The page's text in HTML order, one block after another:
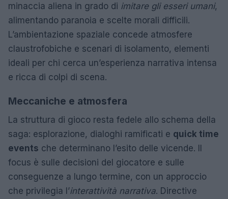
minaccia aliena in grado di imitare gli esseri umani,
alimentando paranoia e scelte morali difficili.
L’ambientazione spaziale concede atmosfere
claustrofobiche e scenari di isolamento, elementi
ideali per chi cerca un’esperienza narrativa intensa
e ricca di colpi di scena.
Meccaniche e atmosfera
La struttura di gioco resta fedele allo schema della
saga: esplorazione, dialoghi ramificati e quick time
events che determinano l’esito delle vicende. Il
focus è sulle decisioni del giocatore e sulle
conseguenze a lungo termine, con un approccio
che privilegia l’interattività narrativa. Directive